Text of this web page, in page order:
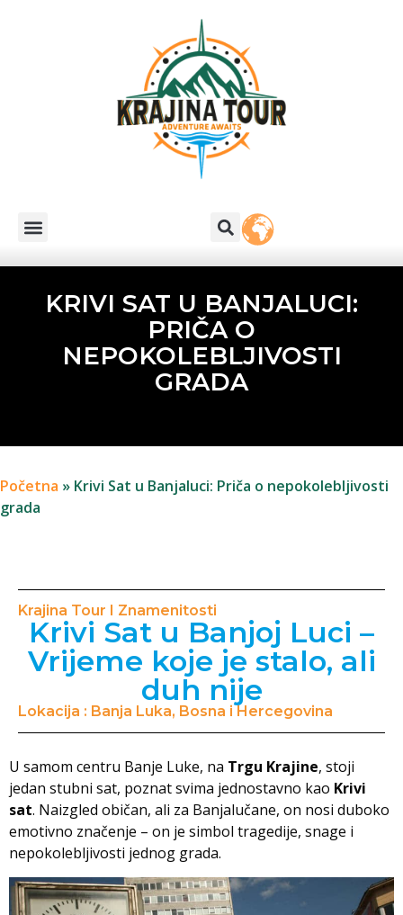
KRIVI SAT U BANJALUCI:
PRIČA O
NEPOKOLEBLJIVOSTI
GRADA
Početna » Krivi Sat u Banjaluci: Priča o nepokolebljivosti
grada
Krajina Tour I Znamenitosti
Krivi Sat u Banjoj Luci –
Vrijeme koje je stalo, ali
duh nije
Lokacija : Banja Luka, Bosna i Hercegovina
U samom centru Banje Luke, na Trgu Krajine, stoji
jedan stubni sat, poznat svima jednostavno kao Krivi
sat. Naizgled običan, ali za Banjalučane, on nosi duboko
emotivno značenje – on je simbol tragedije, snage i
nepokolebljivosti jednog grada.